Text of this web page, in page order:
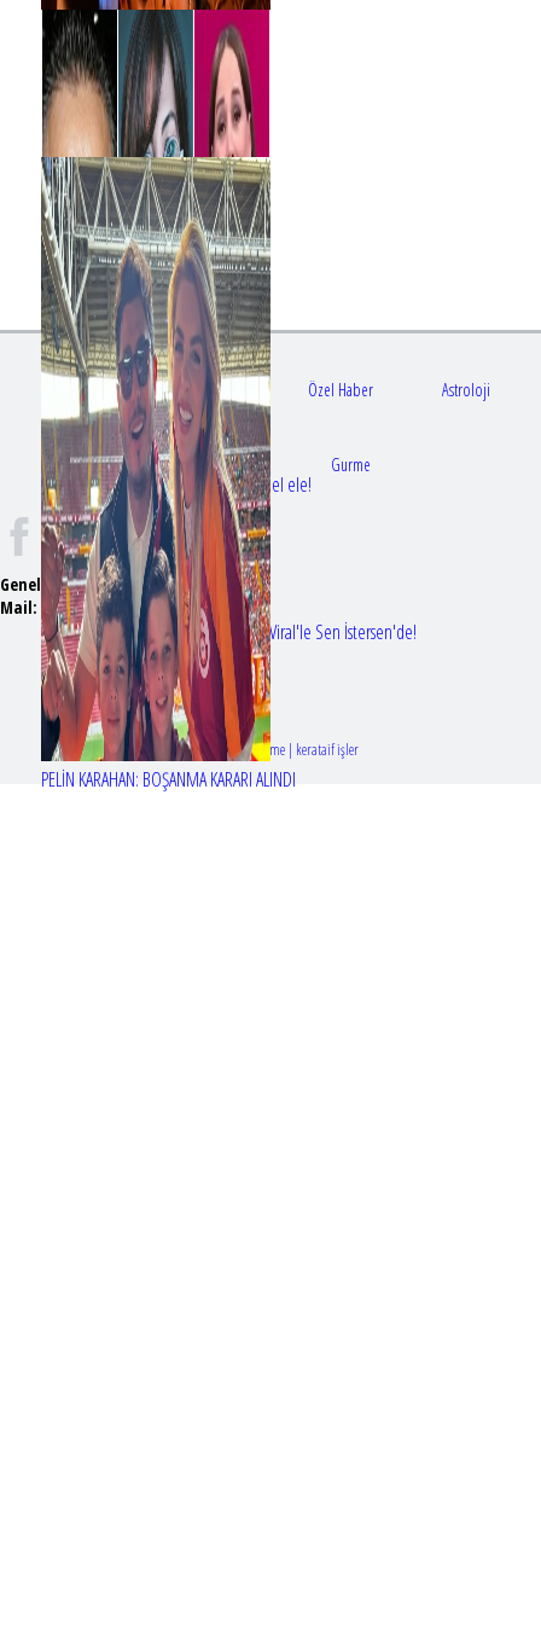
Bir dizi aşkı daha gerçek oldu: Sette el ele!
Erol Köse'nin mektupları ilk kez Nur Viral'le Sen İstersen'de!
PELİN KARAHAN: BOŞANMA KARARI ALINDI
Gündem Sağlık Özel Haber Astroloji
Doktorlar Gurme
Genel Yayın Yönetmeni:Seyhan Erdağ
Mail:
emizmagazin@gmail.com
Tasarım & Geliştirme | kerataif işler